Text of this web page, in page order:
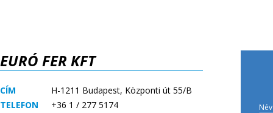
EURÓ FER KFT
CÍM
H-1211 Budapest, Központi út 55/B
TELEFON
+36 1 / 277 5174
Név